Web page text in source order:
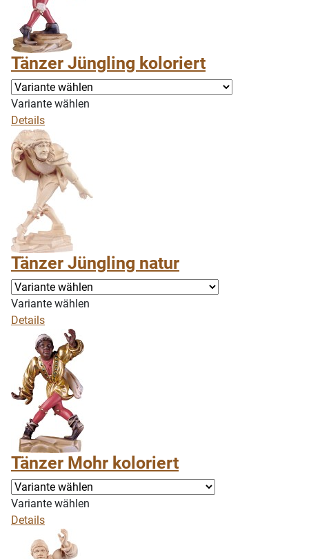
Tänzer Jüngling koloriert
Variante wählen
Details
Tänzer Jüngling natur
Variante wählen
Details
Tänzer Mohr koloriert
Variante wählen
Details